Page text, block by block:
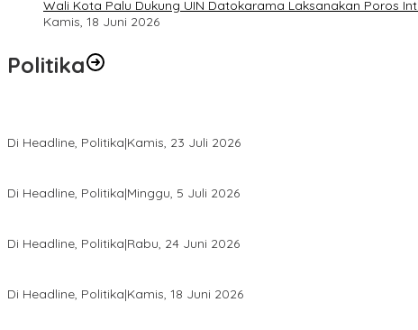
Wali Kota Palu Dukung UIN Datokarama Laksanakan Poros
Kamis, 18 Juni 2026
Politika
Di Headline, Politika|Kamis, 23 Juli 2026
Di Headline, Politika|Minggu, 5 Juli 2026
Di Headline, Politika|Rabu, 24 Juni 2026
Di Headline, Politika|Kamis, 18 Juni 2026